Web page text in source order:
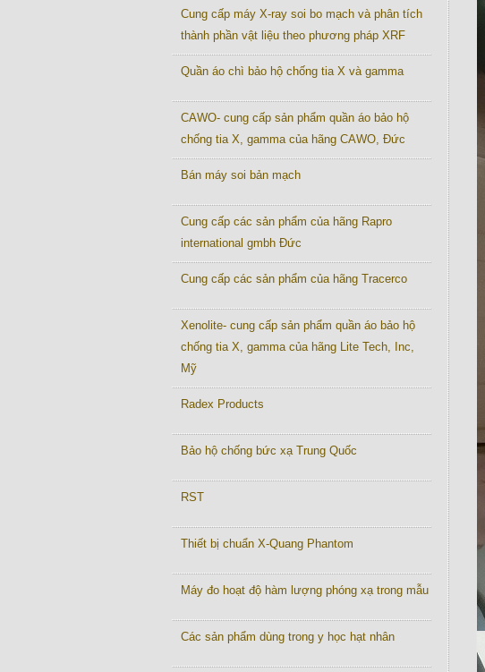
Cung cấp máy X-ray soi bo mạch và phân tích
thành phần vật liệu theo phương pháp XRF
Quần áo chì bảo hộ chống tia X và gamma
CAWO- cung cấp sản phẩm quần áo bảo hộ
chống tia X, gamma của hãng CAWO, Đức
Bán máy soi bản mạch
Cung cấp các sản phẩm của hãng Rapro
international gmbh Đức
Cung cấp các sản phẩm của hãng Tracerco
Xenolite- cung cấp sản phẩm quần áo bảo hộ
chống tia X, gamma của hãng Lite Tech, Inc,
Mỹ
Radex Products
Bảo hộ chống bức xạ Trung Quốc
RST
Thiết bị chuẩn X-Quang Phantom
Máy đo hoạt độ hàm lượng phóng xạ trong mẫu
Các sản phẩm dùng trong y học hạt nhân